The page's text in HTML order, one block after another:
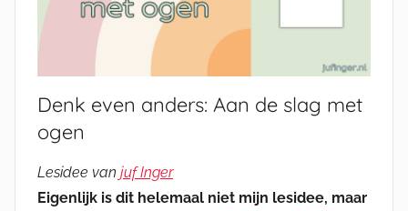
Denk even anders: Aan de slag met
ogen
Lesidee van juf Inger
Eigenlijk is dit helemaal niet mijn lesidee, maar